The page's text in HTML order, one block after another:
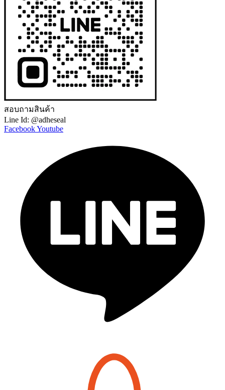
สอบถามสินค้า
Line Id: @adheseal
FacebookYoutube